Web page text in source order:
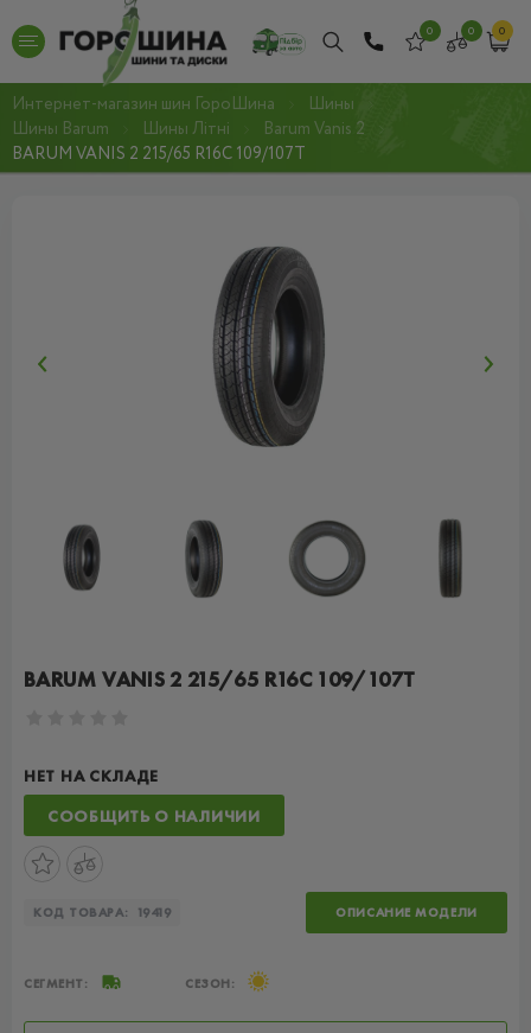
0 0 0
Интернет-магазин шин ГороШина
Шины
Шины Barum
Шины Літні
Barum Vanis 2
BARUM VANIS 2 215/65 R16C 109/107T
BARUM VANIS 2 215/65 R16C 109/107T
НЕТ НА СКЛАДЕ
СООБЩИТЬ О НАЛИЧИИ
КОД ТОВАРА: 19419 ОПИСАНИЕ МОДЕЛИ
СЕГМЕНТ: СЕЗОН: